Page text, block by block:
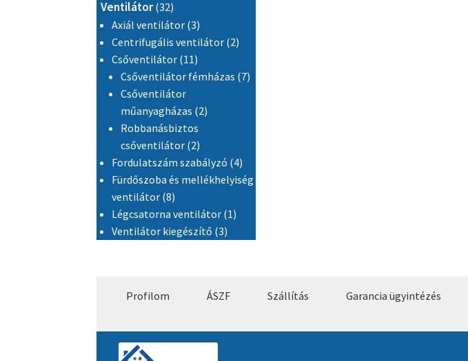
Ventilátor 3232 termék
Axiál ventilátor 33 termék
Centrifugális ventilátor 22 termék
Csőventilátor 1111 termék
Csőventilátor fémházas 77 termék
Csőventilátor
műanyagházas 22 termék
Robbanásbiztos
csőventilátor 22 termék
Fordulatszám szabályzó 44 termék
Fürdőszoba és mellékhelyiség
ventilátor 88 termék
Légcsatorna ventilátor 11 termék
Ventilátor kiegészítő 33 termék
Profilom ÁSZF Szállítás Garancia ügyintézés